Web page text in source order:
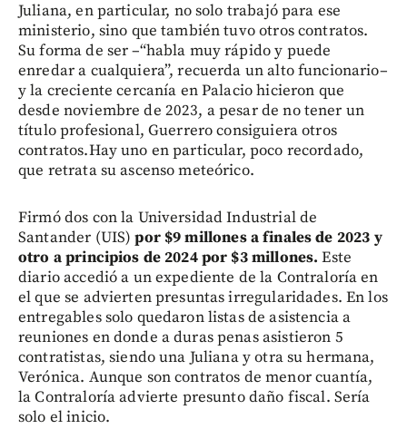
Juliana, en particular, no solo trabajó para ese
ministerio, sino que también tuvo otros contratos.
Su forma de ser –“habla muy rápido y puede
enredar a cualquiera”, recuerda un alto funcionario–
y la creciente cercanía en Palacio hicieron que
desde noviembre de 2023, a pesar de no tener un
título profesional, Guerrero consiguiera otros
contratos.Hay uno en particular, poco recordado,
que retrata su ascenso meteórico.
Firmó dos con la Universidad Industrial de
Santander (UIS)por $9 millones a finales de 2023 y
otro a principios de 2024 por $3 millones. Este
diario accedió a un expediente de la Contraloría en
el que se advierten presuntas irregularidades. En los
entregables solo quedaron listas de asistencia a
reuniones en donde a duras penas asistieron 5
contratistas, siendo una Juliana y otra su hermana,
Verónica. Aunque son contratos de menor cuantía,
la Contraloría advierte presunto daño fiscal. Sería
solo el inicio.